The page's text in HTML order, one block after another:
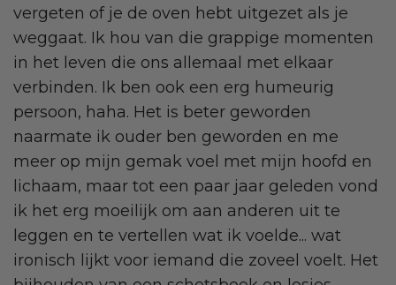
vergeten of je de oven hebt uitgezet als je
weggaat. Ik hou van die grappige momenten
in het leven die ons allemaal met elkaar
verbinden. Ik ben ook een erg humeurig
persoon, haha. Het is beter geworden
naarmate ik ouder ben geworden en me
meer op mijn gemak voel met mijn hoofd en
lichaam, maar tot een paar jaar geleden vond
ik het erg moeilijk om aan anderen uit te
leggen en te vertellen wat ik voelde... wat
ironisch lijkt voor iemand die zoveel voelt. Het